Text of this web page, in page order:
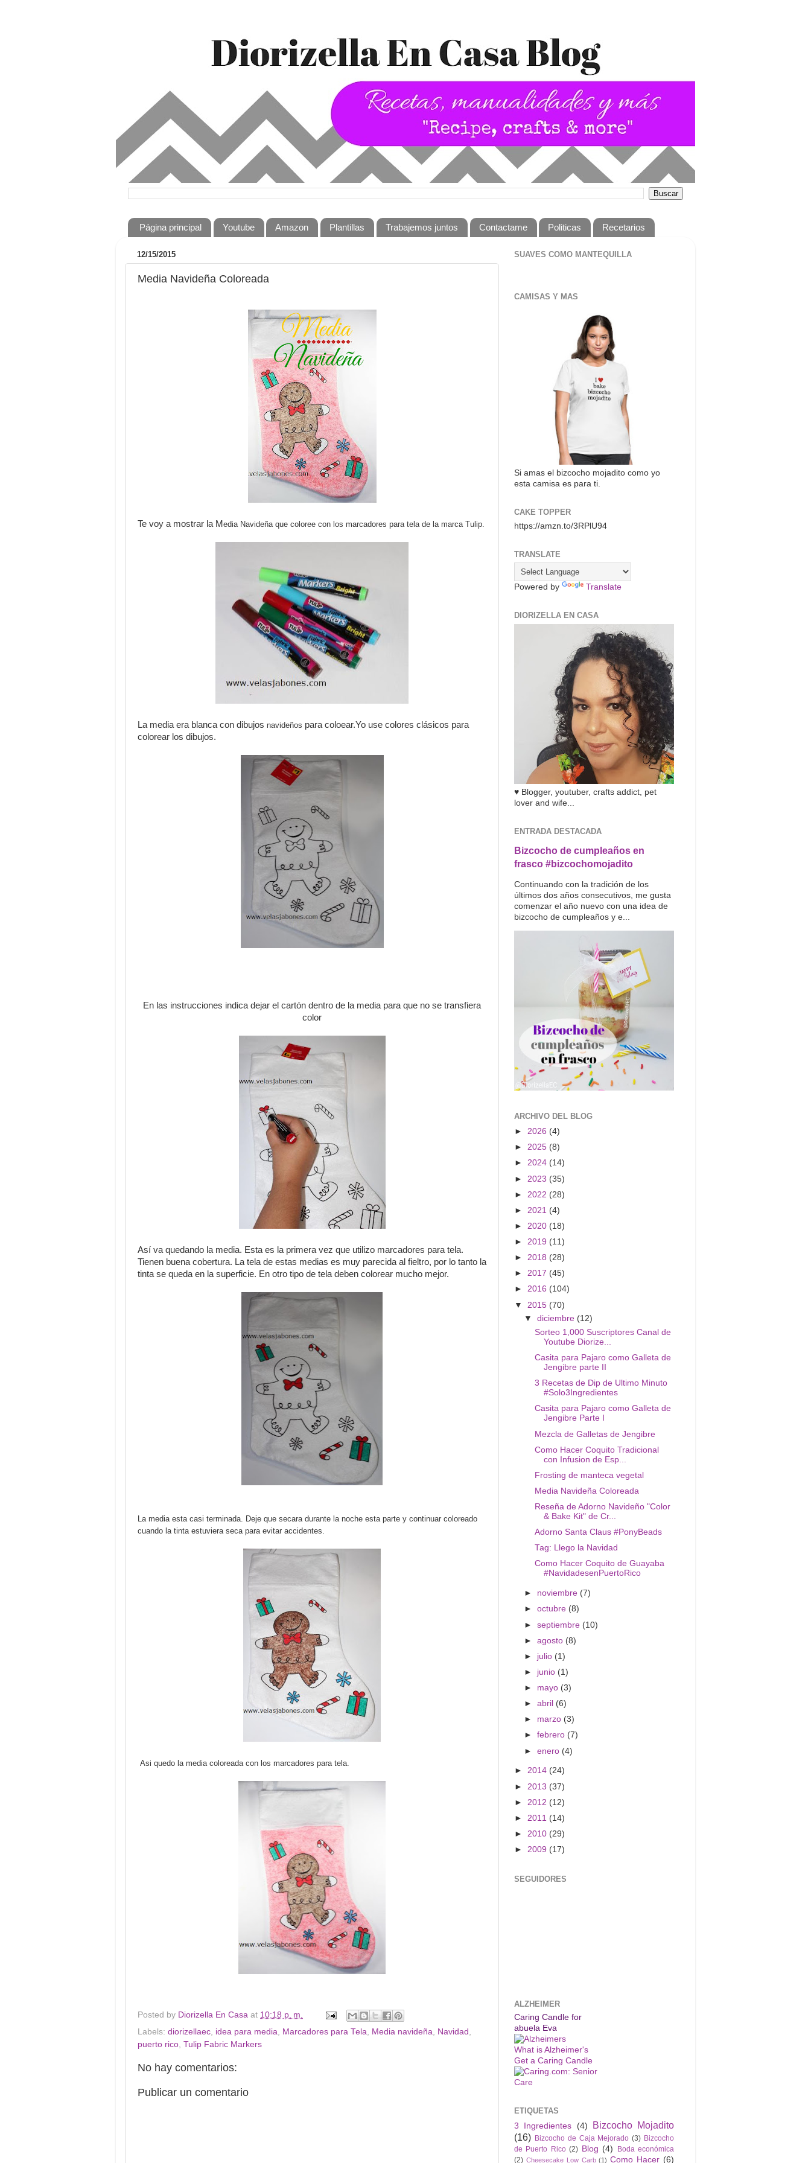
Página principal Youtube Amazon Plantillas Trabajemos juntos Contactame Politicas Recetarios
12/15/2015
Media Navideña Coloreada
Te voy a mostrar la M edia Navideña que coloree con los marcadores para tela de la marca Tulip.
La media era blanca con dibujos navideños para coloear.Yo use colores clásicos para
colorear los dibujos.
En las instrucciones indica dejar el cartón dentro de la media para que no se transfiera
color
Así va quedando la media. Esta es la primera vez que utilizo marcadores para tela.
Tienen buena cobertura. La tela de estas medias es muy parecida al fieltro, por lo tanto la
tinta se queda en la superficie. En otro tipo de tela deben colorear mucho mejor.
La media esta casi terminada. Deje que secara durante la noche esta parte y continuar coloreado
cuando la tinta estuviera seca para evitar accidentes.
Asi quedo la media coloreada con los marcadores para tela.
Posted by Diorizella En Casa at 10:18 p. m.
Labels: diorizellaec idea para media Marcadores para Tela Media navideña Navidad
puerto rico Tulip Fabric Markers
No hay comentarios:
Publicar un comentario
SUAVES COMO MANTEQUILLA
CAMISAS Y MAS
Si amas el bizcocho mojadito como yo
esta camisa es para ti.
CAKE TOPPER
https://amzn.to/3RPlU94
TRANSLATE
Powered by Translate
DIORIZELLA EN CASA
♥ Blogger, youtuber, crafts addict, pet
lover and wife...
ENTRADA DESTACADA
Bizcocho de cumpleaños en
frasco #bizcochomojadito
Continuando con la tradición de los
últimos dos años consecutivos, me gusta
comenzar el año nuevo con una idea de
bizcocho de cumpleaños y e...
ARCHIVO DEL BLOG
► 2026 (4)
► 2025 (8)
► 2024 (14)
► 2023 (35)
► 2022 (28)
► 2021 (4)
► 2020 (18)
► 2019 (11)
► 2018 (28)
► 2017 (45)
► 2016 (104)
▼ 2015 (70)
▼diciembre (12)
Sorteo 1,000 Suscriptores Canal de
Youtube Diorize...
Casita para Pajaro como Galleta de
Jengibre parte II
3 Recetas de Dip de Ultimo Minuto
#Solo3Ingredientes
Casita para Pajaro como Galleta de
Jengibre Parte I
Mezcla de Galletas de Jengibre
Como Hacer Coquito Tradicional
con Infusion de Esp...
Frosting de manteca vegetal
Media Navideña Coloreada
Reseña de Adorno Navideño "Color
& Bake Kit" de Cr...
Adorno Santa Claus #PonyBeads
Tag: Llego la Navidad
Como Hacer Coquito de Guayaba
#NavidadesenPuertoRico
► noviembre (7)
►octubre (8)
►septiembre (10)
►agosto (8)
► julio (1)
► junio (1)
► mayo (3)
►abril (6)
► marzo (3)
►febrero (7)
►enero (4)
► 2014 (24)
► 2013 (37)
► 2012 (12)
► 2011 (14)
► 2010 (29)
► 2009 (17)
SEGUIDORES
ALZHEIMER
Caring Candle for
abuela Eva
What is Alzheimer's
Get a Caring Candle
ETIQUETAS
3 Ingredientes
(4)
Bizcocho Mojadito
(16) Bizcocho de Caja Mejorado (3) Bizcocho
de Puerto Rico (2) Blog (4)
Boda económica
(2) Cheesecake Low Carb (1) Como Hacer (6)